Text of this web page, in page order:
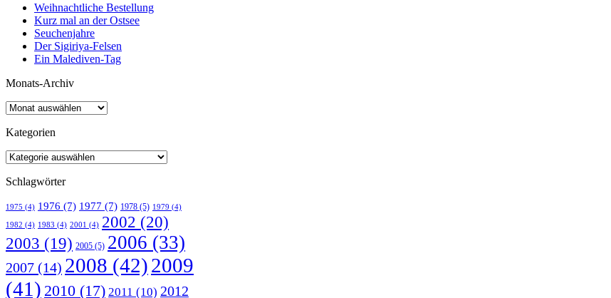
Weihnachtliche Bestellung
Kurz mal an der Ostsee
Seuchenjahre
Der Sigiriya-Felsen
Ein Malediven-Tag
Monats-Archiv
Kategorien
Schlagwörter
1975 (4) 1976 (7) 1977 (7) 1978 (5) 1979 (4)
1982 (4) 1983 (4) 2001 (4) 2002 (20)
2003 (19) 2005 (5) 2006 (33)
2007 (14) 2008 (42)2009
(41) 2010 (17) 2011 (10) 2012